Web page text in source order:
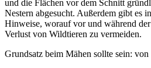
und die Flächen vor dem Schnitt
Nestern abgesucht. Außerdem gibt es
Hinweise, worauf vor und während
Verlust von Wildtieren zu vermeiden.
Grundsatz beim Mähen sollte sein: